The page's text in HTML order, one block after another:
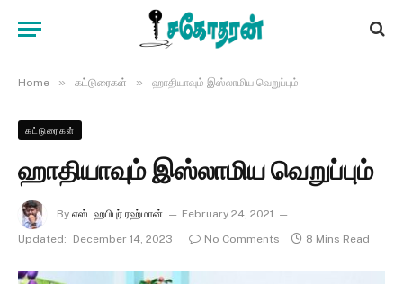
Home » கட்டுரைகள் » ஹாதியாவும் இஸ்லாமிய வெறுப்பும்
கட்டுரைகள்
ஹாதியாவும் இஸ்லாமிய வெறுப்பும்
By எஸ். ஹபிபுர் ரஹ்மான்
February 24, 2021
Updated:
December 14, 2023 No Comments 8 Mins Read